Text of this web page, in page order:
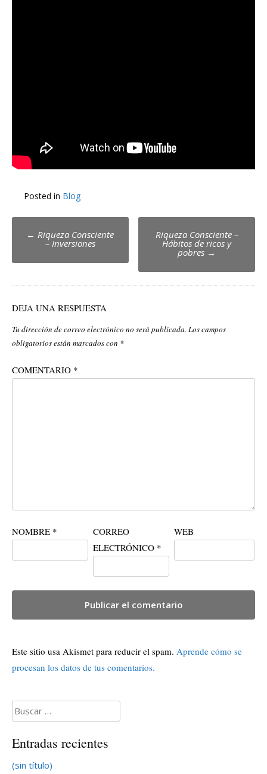
Posted in Blog
Post
navigation
← Riqueza Consciente
– Inversiones
Riqueza Consciente –
Hábitos de ricos y
pobres →
DEJA UNA RESPUESTA
Tu dirección de correo electrónico no será publicada. Los campos
obligatorios están marcados con *
COMENTARIO *
NOMBRE *
CORREO
ELECTRÓNICO *
WEB
Este sitio usa Akismet para reducir el spam. Aprende cómo se
procesan los datos de tus comentarios.
Buscar:
Entradas recientes
(sin título)